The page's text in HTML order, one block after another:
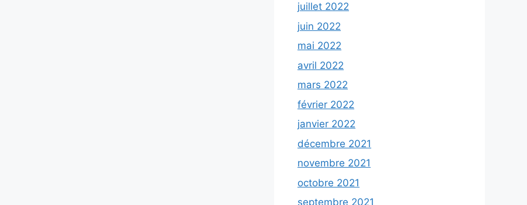
juillet 2022
juin 2022
mai 2022
avril 2022
mars 2022
février 2022
janvier 2022
décembre 2021
novembre 2021
octobre 2021
septembre 2021